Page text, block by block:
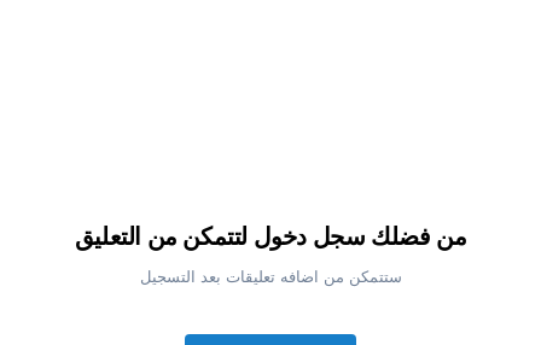
من فضلك سجل دخول لتتمكن من التعليق
ستتمكن من اضافه تعليقات بعد التسجيل